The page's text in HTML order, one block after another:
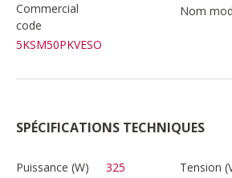
Commercial
code
5KSM50PKVESO
Nom
SPÉCIFICATIONS TECHNIQUES
Puissance (W) 325 Tension